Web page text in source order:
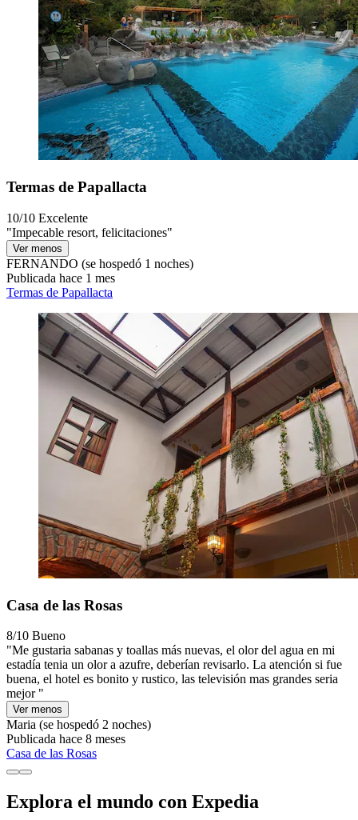
Termas de Papallacta
10/10 Excelente
"Impecable resort, felicitaciones"
Ver menos
FERNANDO (se hospedó 1 noches)
Publicada hace 1 mes
Termas de Papallacta
Casa de las Rosas
8/10 Bueno
"Me gustaria sabanas y toallas más nuevas, el olor del agua en mi
estadía tenia un olor a azufre, deberían revisarlo. La atención si fue
buena, el hotel es bonito y rustico, las televisión mas grandes seria
mejor "
Ver menos
Maria (se hospedó 2 noches)
Publicada hace 8 meses
Casa de las Rosas
Explora el mundo con Expedia